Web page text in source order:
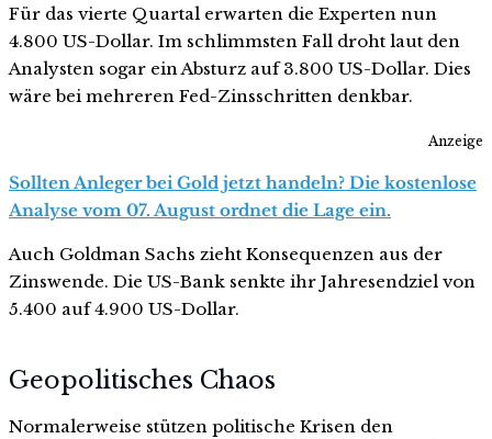
Für das vierte Quartal erwarten die Experten nun
4.800 US-Dollar. Im schlimmsten Fall droht laut den
Analysten sogar ein Absturz auf 3.800 US-Dollar. Dies
wäre bei mehreren Fed-Zinsschritten denkbar.
Anzeige
Sollten Anleger bei Gold jetzt handeln? Die kostenlose
Analyse vom 07. August ordnet die Lage ein.
Auch Goldman Sachs zieht Konsequenzen aus der
Zinswende. Die US-Bank senkte ihr Jahresendziel von
5.400 auf 4.900 US-Dollar.
Geopolitisches Chaos
Normalerweise stützen politische Krisen den